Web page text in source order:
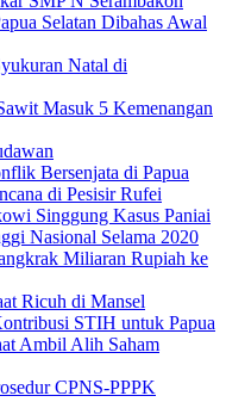
Selatan Dibahas Awal
Natal di
Masuk 5 Kemenangan
Bersenjata di Papua
di Pesisir Rufei
Singgung Kasus Paniai
Nasional Selama 2020
Miliaran Rupiah ke
Ricuh di Mansel
STIH untuk Papua
Ambil Alih Saham
CPNS-PPPK